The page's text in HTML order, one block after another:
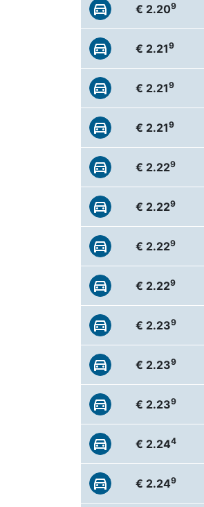
€ 2.209
€ 2.219
€ 2.219
€ 2.219
€ 2.229
€ 2.229
€ 2.229
€ 2.229
€ 2.239
€ 2.239
€ 2.239
€ 2.244
€ 2.249